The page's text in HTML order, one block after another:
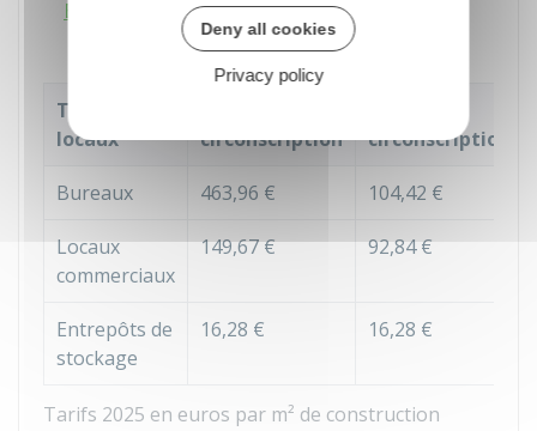
En cas de changement de catégorie
Tarifs 2025 en euros par m² de construction
Types de
locaux
circonscription circonscription
Bureaux 463,96 € 104,42 €
Locaux
commerciaux
149,67 € 92,84 €
Entrepôts de
stockage
16,28 € 16,28 €
Deny all cookies
Privacy policy